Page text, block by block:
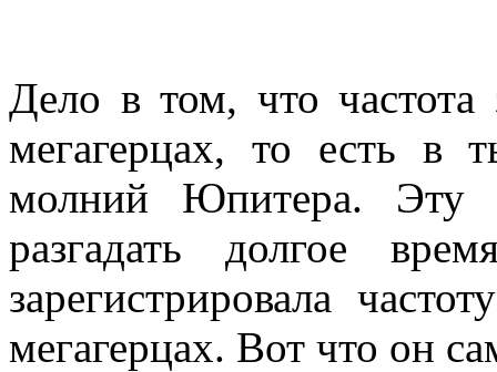
Дело в том, что частота
мегагерцах, то есть в
молний Юпитера. Эту
разгадать долгое
зарегистрировала
мегагерцах. Вот что он